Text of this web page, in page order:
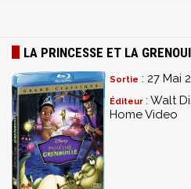
LA PRINCESSE ET LA
Sortie : 27 Mai
Éditeur : Walt
Home Video